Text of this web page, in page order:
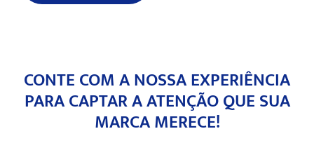
CONTE COM A NOSSA EXPERIÊNCIA
PARA CAPTAR A ATENÇÃO QUE SUA
MARCA MERECE!